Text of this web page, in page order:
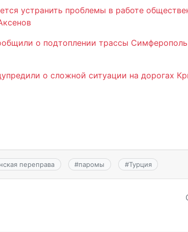
устранить проблемы в работе
о подтоплении трассы
о сложной ситуации на дорогах
переправа #паромы #Турция